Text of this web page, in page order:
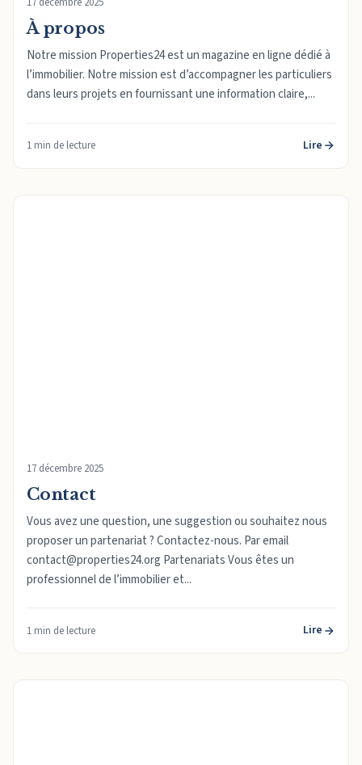
À propos
Notre mission Properties24 est un magazine en ligne dédié à
l’immobilier. Notre mission est d’accompagner les particuliers
dans leurs projets en fournissant une information claire,...
1 min de lecture Lire
17 décembre 2025
Contact
Vous avez une question, une suggestion ou souhaitez nous
proposer un partenariat ? Contactez-nous. Par email
contact@properties24.org Partenariats Vous êtes un
professionnel de l’immobilier et...
1 min de lecture Lire